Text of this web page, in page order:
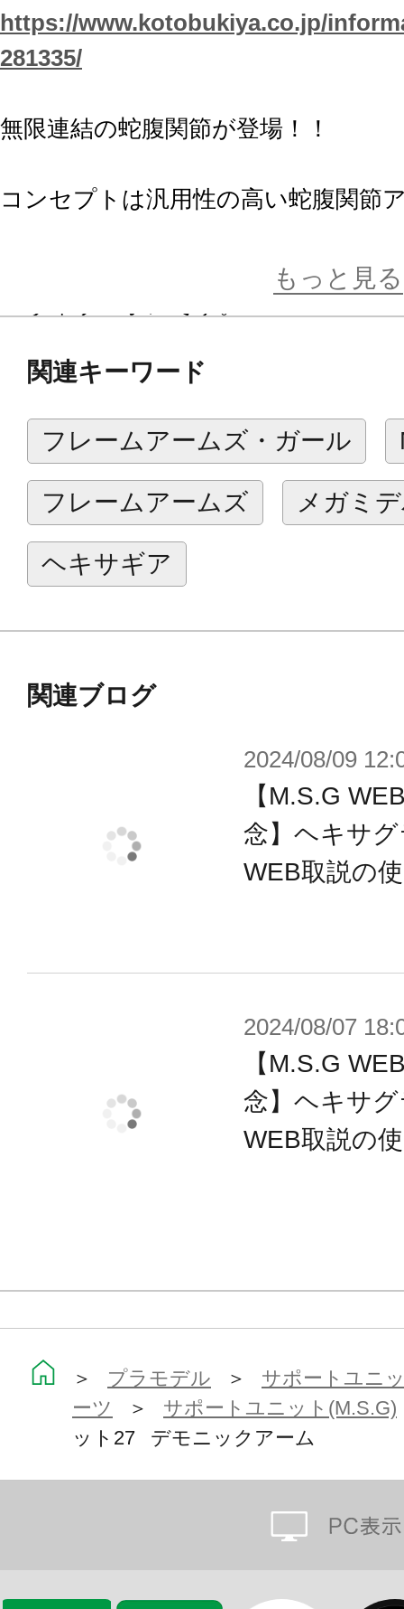
https://www.kotobukiya.co.jp/
281335/
無限連結の蛇腹関節が登場！！
コンセプトは汎用性の高い蛇腹関節
砕クローがセットになった
にする事が出来ます。
アームズ以外にも第三世代ヘキサギ
付けです。アーム以外にも蛇腹の首
尻尾ユニットなどの製作に活用して
商品仕様
します。
のようにも使用できます。
■独特なシルエットのリアユニット
造ユニットとして使用できます。更
し、銃口等にも使えます。2セット
■破砕クロー×1
※本製品は再生産品となります。
※画像は試作品です。実際の商品と
ます。また撮影用に塗装されており
※本製品はお客様ご自身で組み立て
もっと見る
関連キーワード
フレームアームズ・ガール
フレームアームズ メガミ
ヘキサギア
関連ブログ
2024/08/09
【M.S.G
念】ヘキサ
WEB取説の
2024/08/07
【M.S.G
念】ヘキサ
WEB取説の
＞ プラモデル ＞ サポートユニ
ーツ
＞ サポートユニット(M.S.G)
ット27 デモニックアーム